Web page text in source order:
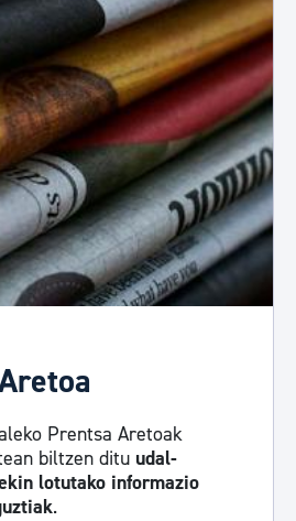
Prentsa Aretoak
biltzen ditu udal-
lotutako informazio
.